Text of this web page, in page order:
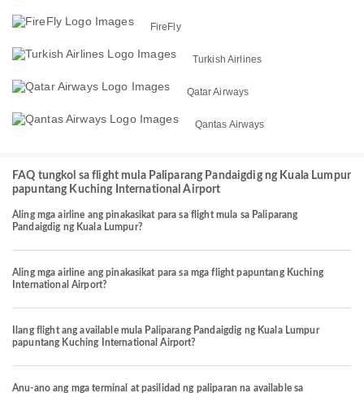
FireFly
Turkish Airlines
Qatar Airways
Qantas Airways
FAQ tungkol sa flight mula Paliparang Pandaigdig ng Kuala Lumpur
papuntang Kuching International Airport
Aling mga airline ang pinakasikat para sa flight mula sa Paliparang
Pandaigdig ng Kuala Lumpur?
Aling mga airline ang pinakasikat para sa mga flight papuntang Kuching
International Airport?
Ilang flight ang available mula Paliparang Pandaigdig ng Kuala Lumpur
papuntang Kuching International Airport?
Anu-ano ang mga terminal at pasilidad ng paliparan na available sa